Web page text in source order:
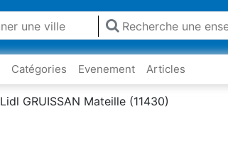
Catégories Evenement Articles
Lidl GRUISSAN Mateille (11430)